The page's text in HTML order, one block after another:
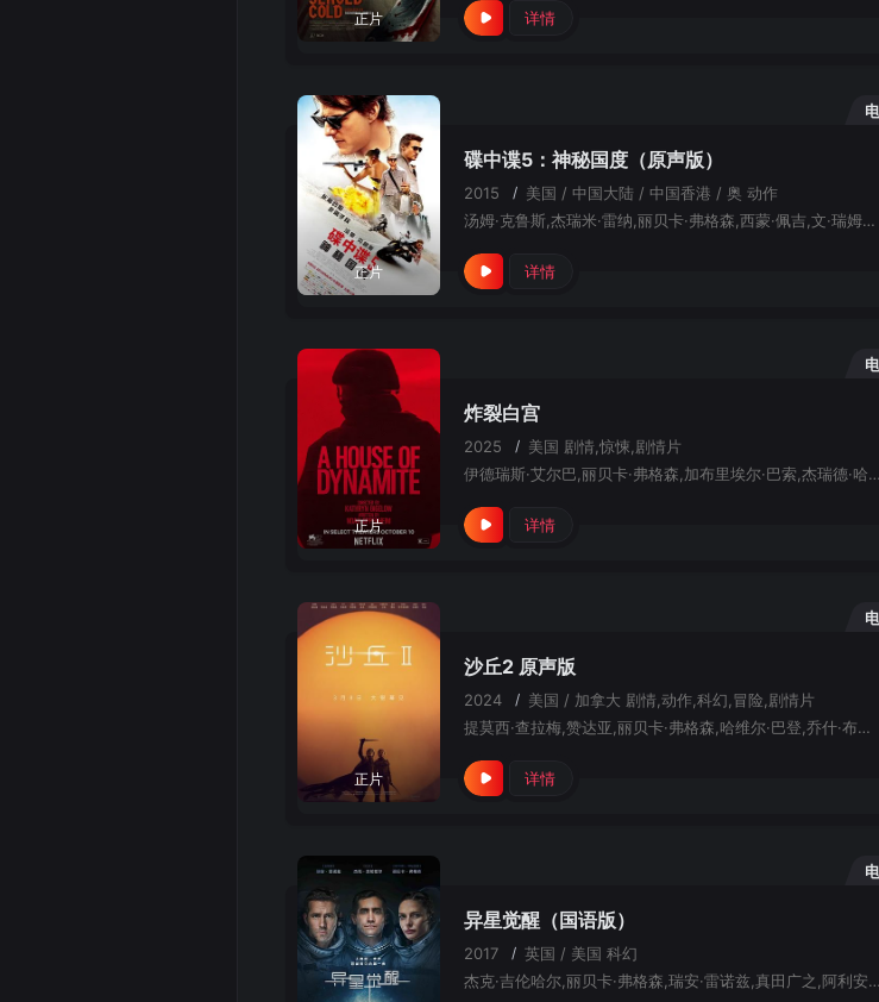
正片 详情
正片
碟中谍5：神秘国度（原声版）
2015 / 美国 / 中国大陆 / 中国香港 / 奥 动作
汤姆·克鲁斯,杰瑞米·雷纳,丽贝卡·弗格森,西蒙·佩吉,文·瑞姆斯,西恩·哈里斯,西蒙·迈克伯尼,汤姆·霍兰德,延斯·赫尔腾,亚历克·鲍德温,张静初,马特罗·鲁菲诺,费尔南多·阿巴迪,亚历克·乌特戈夫,赫敏·科菲尔德,奈吉尔·巴伯,William,Roberts,巴纳巴斯·雷蒂,罗伯特‧马瑟,沃尔夫冈·施特格曼,阿美莉嘉·奥利沃,斯特拉·斯托克尔,劳伦斯·鲁波,沃尔夫冈·塞尔尼,鲁珀特·威克姆,彼得·斯塔克,雷切尔·汉德肖,肖恩·克罗宁,亚森·阿图,明格斯·约翰斯顿,奥赛·伊克希尔,奈杰尔·艾伦,Femi
详情
正片
炸裂白宫
2025 / 美国 剧情,惊悚,剧情片
伊德瑞斯·艾尔巴,丽贝卡·弗格森,加布里埃尔·巴索,杰瑞德·哈里斯,崔西·莱茨,安东尼·拉莫斯,摩西·英格拉姆,乔纳·豪尔-金,格蕾塔·李,杰森·克拉克,薇拉·菲茨杰拉德,芮妮·戈兹贝里,凯尔·艾伦,布莱恩·泰,阿米娜·涅韦斯,凯瑟琳·梅塞尔,格本加·阿金纳格贝,Yadira,Guevara-Prip,昆西·杜恩-巴克,蔡斯·凯利
详情
正片
沙丘2 原声版
2024 / 美国 / 加拿大 剧情,动作,科幻,冒险,剧情片
提莫西·查拉梅,赞达亚,丽贝卡·弗格森,哈维尔·巴登,乔什·布洛林,奥斯汀·巴特勒,弗洛伦丝·皮尤,戴夫·巴蒂斯塔,克里斯托弗·沃肯,蕾雅·赛杜,斯特兰·斯卡斯加德,夏洛特·兰普林,安雅·泰勒-乔伊,索海拉·雅各布,巴布斯·奥卢桑莫昆,袁之正,艾莉森·霍尔斯特德,朱西·梅里,凯特·泰森,塔拉·布雷思纳克,Akiko,Hitomi
详情
异星觉醒（国语版）
2017 / 英国 / 美国 科幻
杰克·吉伦哈尔,丽贝卡·弗格森,瑞安·雷诺兹,真田广之,阿利安·巴克瑞,奥尔加·戴维克娜雅,大卫·梅尔,伊莉莎白·巴尔加斯,卡米尔·沃伦-泰勒,森尚子,亚历山大·阮,希·伍辛